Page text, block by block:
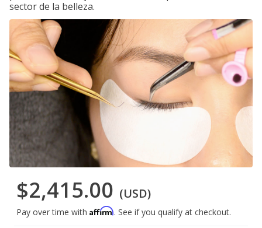
sector de la belleza.
$2,415.00 (USD)
Pay over time with Affirm. See if you qualify at checkout.